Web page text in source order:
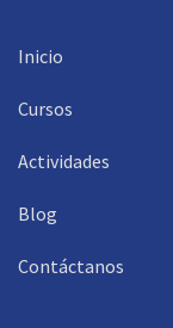
Inicio
Cursos
Actividades
Blog
Contáctanos